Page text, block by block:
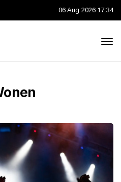
06 Aug 2026 17:34